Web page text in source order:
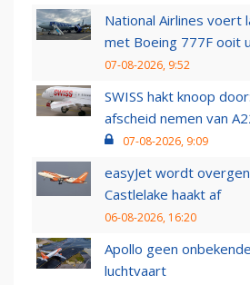
National Airlines voert
met Boeing 777F ooit
07-08-2026, 9:52
SWISS hakt knoop
afscheid nemen van
07-08-2026, 9:09
easyJet wordt
Castlelake haakt af
06-08-2026, 16:20
Apollo geen
luchtvaart